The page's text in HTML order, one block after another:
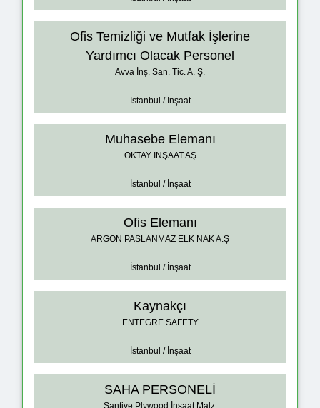
Ofis Temizliği ve Mutfak İşlerine
Yardımcı Olacak Personel
Avva İnş. San. Tic. A. Ş.
İstanbul / İnşaat
Muhasebe Elemanı
OKTAY İNŞAAT AŞ
İstanbul / İnşaat
Ofis Elemanı
ARGON PASLANMAZ ELK NAK A.Ş
İstanbul / İnşaat
Kaynakçı
ENTEGRE SAFETY
İstanbul / İnşaat
SAHA PERSONELİ